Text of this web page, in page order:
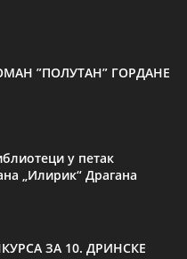
”ПОЛУТАН” ГОРДАНЕ
у петак
„Илирик“ Драгана
ЗА 10. ДРИНСКЕ